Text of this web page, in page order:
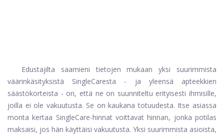
Edustajilta saamieni tietojen mukaan yksi suurimmista
väärinkäsityksistä SingleCaresta - ja yleensä apteekkien
säästökorteista - on, että ne on suunniteltu erityisesti ihmisille,
joilla ei ole vakuutusta. Se on kaukana totuudesta. Itse asiassa
monta kertaa SingleCare-hinnat voittavat hinnan, jonka potilas
maksaisi, jos hän käyttäisi vakuutusta. Yksi suurimmista asioista,